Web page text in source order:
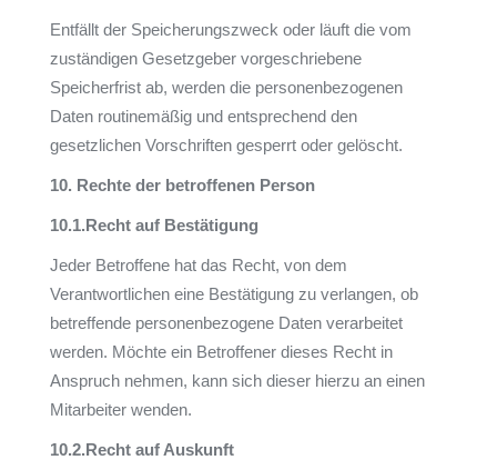
Entfällt der Speicherungszweck oder läuft die vom
zuständigen Gesetzgeber vorgeschriebene
Speicherfrist ab, werden die personenbezogenen
Daten routinemäßig und entsprechend den
gesetzlichen Vorschriften gesperrt oder gelöscht.
10. Rechte der betroffenen Person
10.1.Recht auf Bestätigung
Jeder Betroffene hat das Recht, von dem
Verantwortlichen eine Bestätigung zu verlangen, ob
betreffende personenbezogene Daten verarbeitet
werden. Möchte ein Betroffener dieses Recht in
Anspruch nehmen, kann sich dieser hierzu an einen
Mitarbeiter wenden.
10.2.Recht auf Auskunft